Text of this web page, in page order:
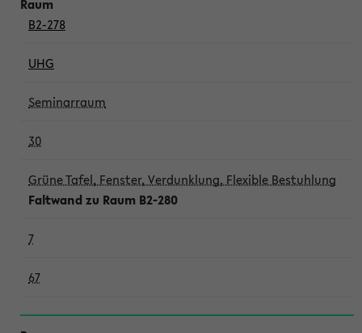
B2-278
UHG
Seminarraum
30
Grüne Tafel, Fenster, Verdunklung, Flexible Bestuhlung
Faltwand zu Raum B2-280
7
67